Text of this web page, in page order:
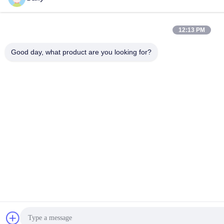
12:13 PM
Good day, what product are you looking for?